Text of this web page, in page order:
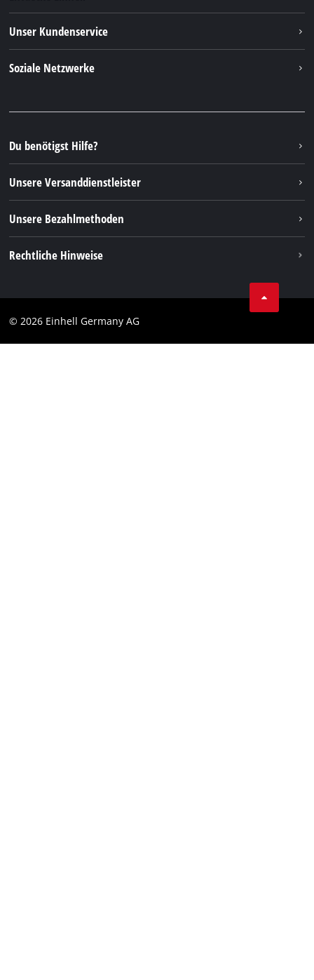
Nachhaltigkeit
Unser Kundenservice
FAQs
Rücksendungen / Widerruf
Verpackungsrichtlinien
Hinweise zur Batterieentsorgung
Vertrag widerrufen
Soziale Netzwerke
Instagram
TikTok
Pinterest
Linkedin
Du benötigst Hilfe?
Unsere Versanddienstleister
Unsere Bezahlmethoden
Rechtliche Hinweise
Impressum
© 2026 Einhell Germany AG